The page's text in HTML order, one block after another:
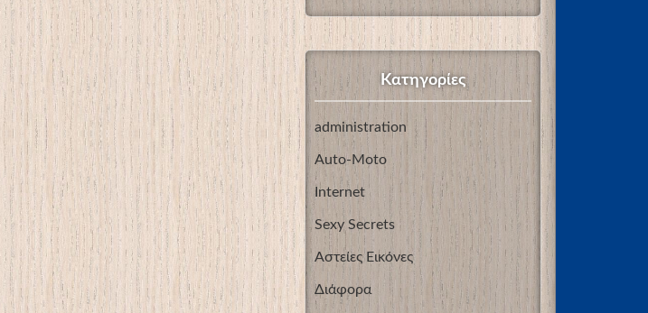
Kατηγορίες
administration
Auto-Moto
Internet
Sexy Secrets
Αστείες Εικόνες
Διάφορα